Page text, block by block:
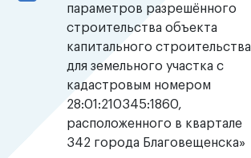
параметров разрешённого
строительства объекта
капитального строительства
для земельного участка с
кадастровым номером
28:01:210345:1860,
расположенного в квартале
342 города Благовещенска»